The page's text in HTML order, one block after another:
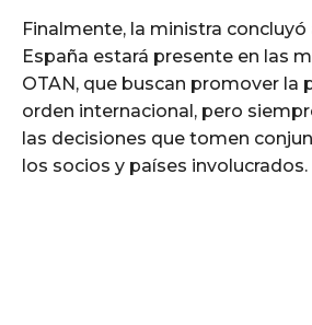
Finalmente, la ministra
España estará presente en las
OTAN, que buscan promover la
orden internacional, pero
las decisiones que tomen
los socios y países involucrados.